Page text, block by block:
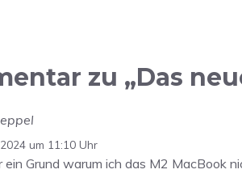
zu „Das
um 11:10 Uhr
ein Grund warum ich das M2 MacBook